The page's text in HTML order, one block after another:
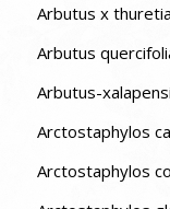
Arbutus x
Arbutus
Arbutus-
Arctostaphylos
Arctostaphylos